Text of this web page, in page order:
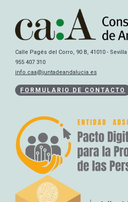
Calle Pagés del Corro, 90 B, 41010 - Sevilla
955 407 310
info.caa@juntadeandalucia.es
FORMULARIO DE CONTACTO